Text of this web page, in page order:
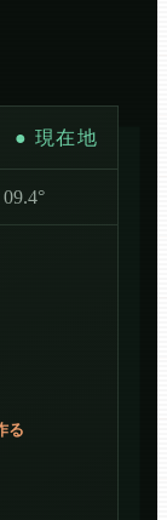
● 現在地
09.4°
る